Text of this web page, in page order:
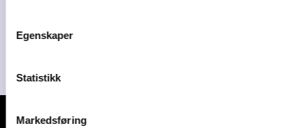
Egenskaper
Statistikk
Markedsføring